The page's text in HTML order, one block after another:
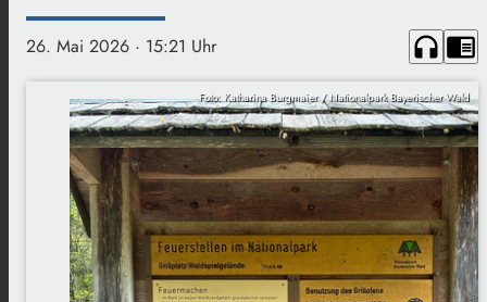
26. Mai 2026 · 15:21 Uhr headphones chrome_reader_mode
Foto: Katharina Burgmaier / Nationalpark Bayerischer Wald